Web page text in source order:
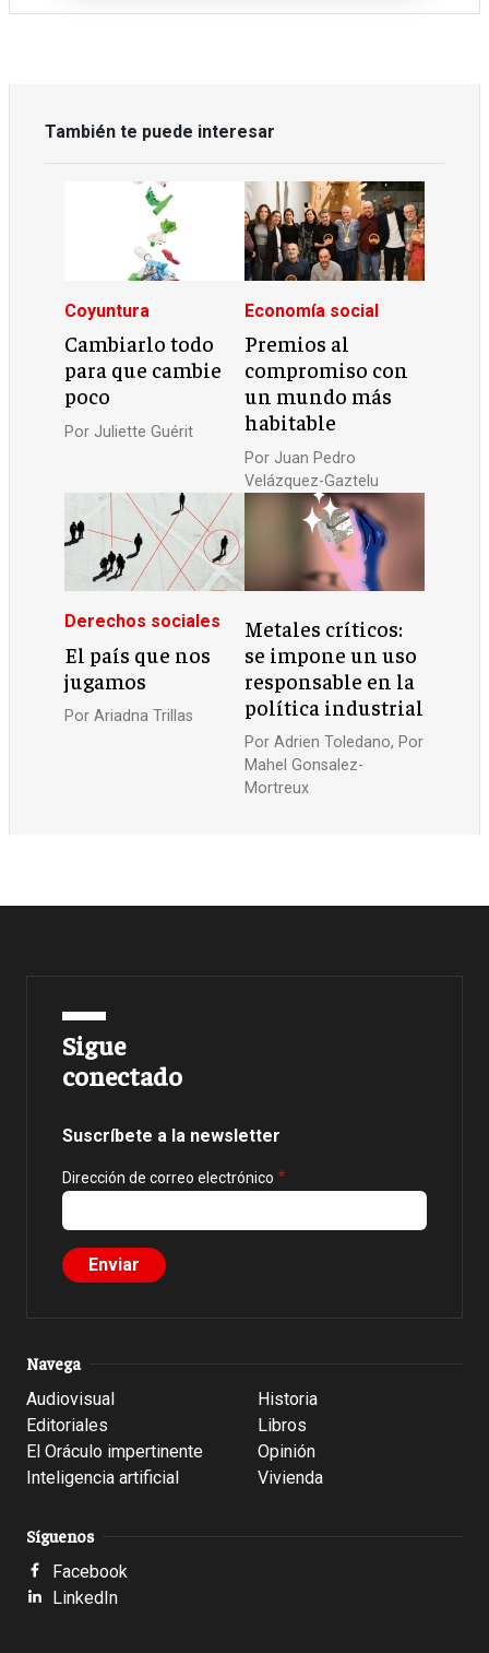
También te puede interesar
Coyuntura
Cambiarlo todo
para que cambie
poco
Por Juliette Guérit
Economía social
Premios al
compromiso con
un mundo más
habitable
Por Juan Pedro
Velázquez-Gaztelu
Derechos sociales
El país que nos
jugamos
PorAriadna Trillas
Metales críticos:
se impone un uso
responsable en la
política industrial
Por Adrien Toledano, Por
Mahel Gonsalez-
Mortreux
Sigue
conectado
Suscríbete a la newsletter
Dirección de correo electrónico
Navega
Audiovisual
Editoriales
El Oráculo impertinente
Inteligencia artificial
Historia
Libros
Opinión
Vivienda
Síguenos
Facebook
LinkedIn